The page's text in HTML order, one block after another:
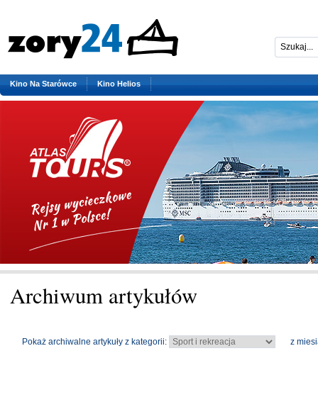
Kino Na Starówce Kino Helios
Archiwum artykułów
Pokaż archiwalne artykuły z kategorii: z